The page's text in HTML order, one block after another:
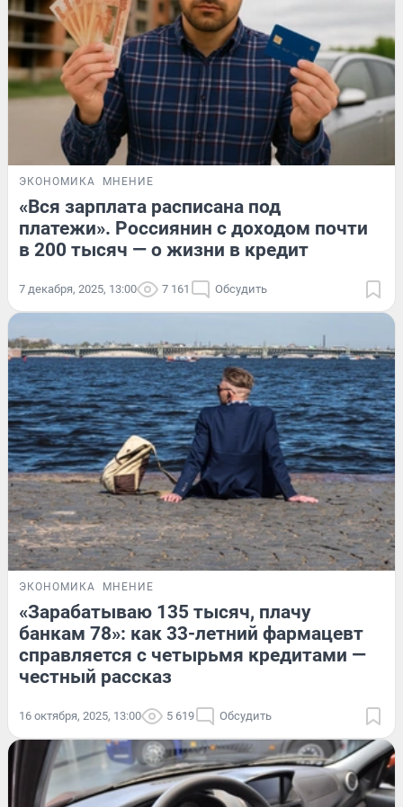
ЭКОНОМИКА МНЕНИЕ
«Вся зарплата расписана под
платежи». Россиянин с доходом почти
в 200 тысяч — о жизни в кредит
7 декабря, 2025, 13:00 7 161 Обсудить
ЭКОНОМИКА МНЕНИЕ
«Зарабатываю 135 тысяч, плачу
банкам 78»: как 33-летний фармацевт
справляется с четырьмя кредитами —
честный рассказ
16 октября, 2025, 13:00 5 619 Обсудить